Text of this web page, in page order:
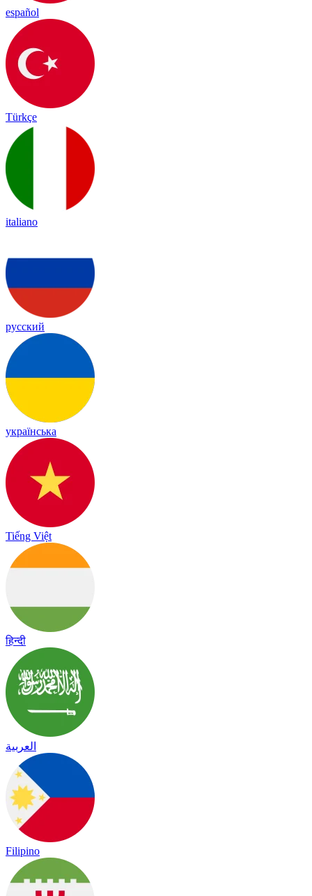
español
Türkçe
italiano
русский
українська
Tiếng Việt
हिन्दी
العربية
Filipino